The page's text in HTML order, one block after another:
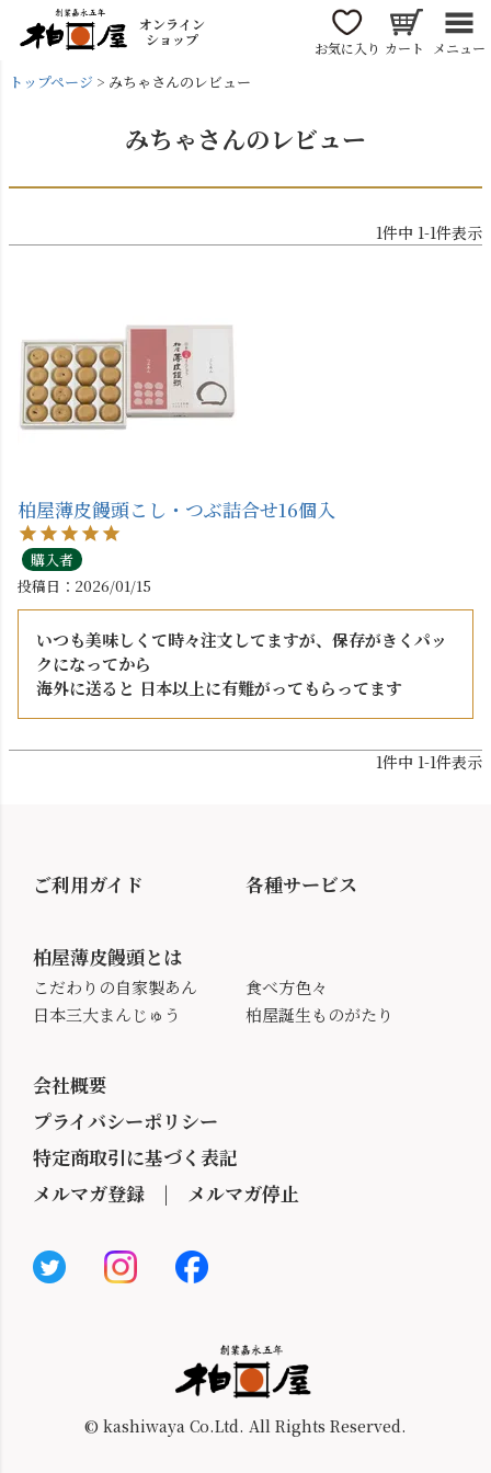
オンライン
ショップ
お気に入り カート メニュー
トップページ みちゃさんのレビュー
みちゃさんのレビュー
1件中 1-1件表示
柏屋薄皮饅頭こし・つぶ詰合せ16個入
購入者
投稿日
2026/01/15
いつも美味しくて時々注文してますが、保存がきくパッ
クになってから
海外に送ると 日本以上に有難がってもらってます
1件中 1-1件表示
ご利用ガイド 各種サービス
柏屋薄皮饅頭とは
こだわりの自家製あん
日本三大まんじゅう
食べ方色々
柏屋誕生ものがたり
会社概要
プライバシーポリシー
特定商取引に基づく表記
メルマガ登録 | メルマガ停止
© kashiwaya Co.Ltd. All Rights Reserved.